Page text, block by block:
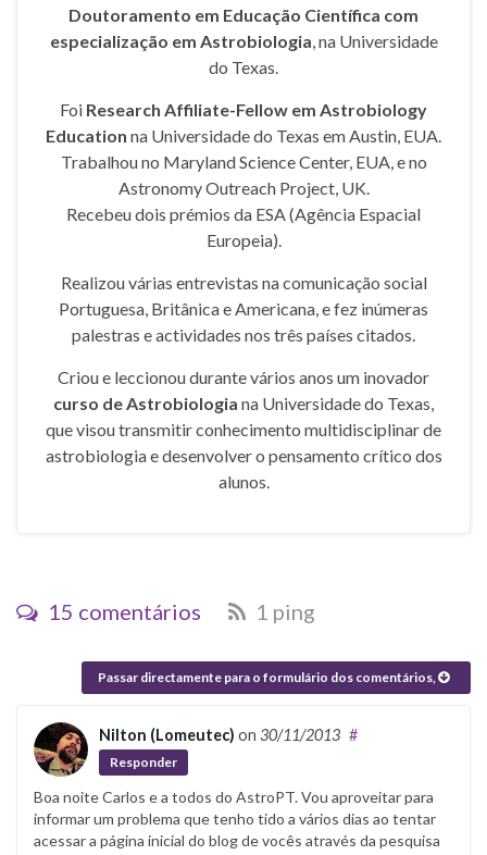
Doutoramento em Educação Científica com
especialização em Astrobiologia , na Universidade
do Texas.
Foi Research Affiliate-Fellow em Astrobiology
Education na Universidade do Texas em Austin, EUA.
Trabalhou no Maryland Science Center, EUA, e no
Astronomy Outreach Project, UK.
Recebeu dois prémios da ESA (Agência Espacial
Europeia).
Realizou várias entrevistas na comunicação social
Portuguesa, Britânica e Americana, e fez inúmeras
palestras e actividades nos três países citados.
Criou e leccionou durante vários anos um inovador
curso de Astrobiologia na Universidade do Texas,
que visou transmitir conhecimento multidisciplinar de
astrobiologia e desenvolver o pensamento crítico dos
alunos.
15 comentários 1 ping
Passar directamente para o formulário dos comentários,
Nilton (Lomeutec) on 30/11/2013 #
Responder
Boa noite Carlos e a todos do AstroPT. Vou aproveitar para
informar um problema que tenho tido a vários dias ao tentar
acessar a página inicial do blog de vocês através da pesquisa